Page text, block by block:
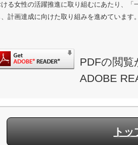
ける女性の活躍推進に取り組むにあたり、「
、計画達成に向けた取り組みを進めています
PDFの閲
ADOBE
ト